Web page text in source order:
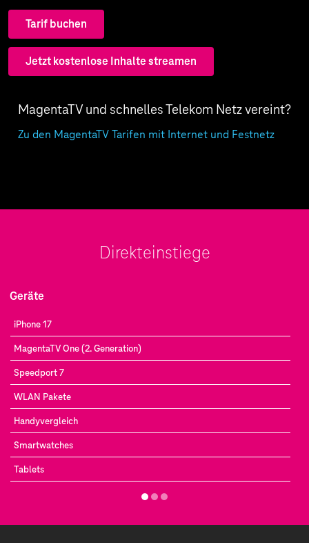
Tarif buchen
Jetzt kostenlose Inhalte streamen
MagentaTV und schnelles Telekom Netz vereint?
Zu den MagentaTV Tarifen mit Internet und Festnetz
Direkteinstiege
Geräte
iPhone 17
MagentaTV One (2. Generation)
Speedport 7
WLAN Pakete
Handyvergleich
Smartwatches
Tablets